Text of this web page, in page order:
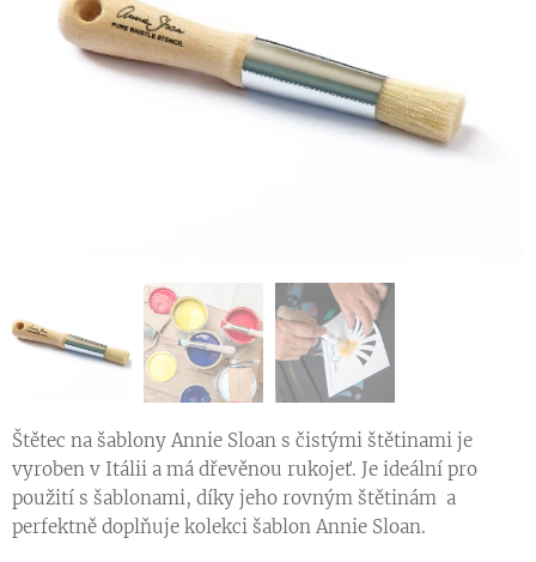
Štětec na šablony Annie Sloan s čistými štětinami je
vyroben v Itálii a má dřevěnou rukojeť. Je ideální pro
použití s šablonami, díky jeho rovným štětinám a
perfektně doplňuje kolekci šablon Annie Sloan.